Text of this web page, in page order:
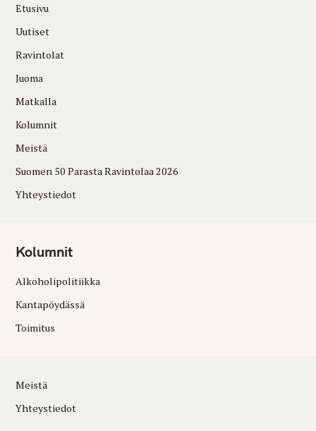
Etusivu
Uutiset
Ravintolat
Juoma
Matkalla
Kolumnit
Meistä
Suomen 50 Parasta Ravintolaa 2026
Yhteystiedot
Kolumnit
Alkoholipolitiikka
Kantapöydässä
Toimitus
Meistä
Yhteystiedot